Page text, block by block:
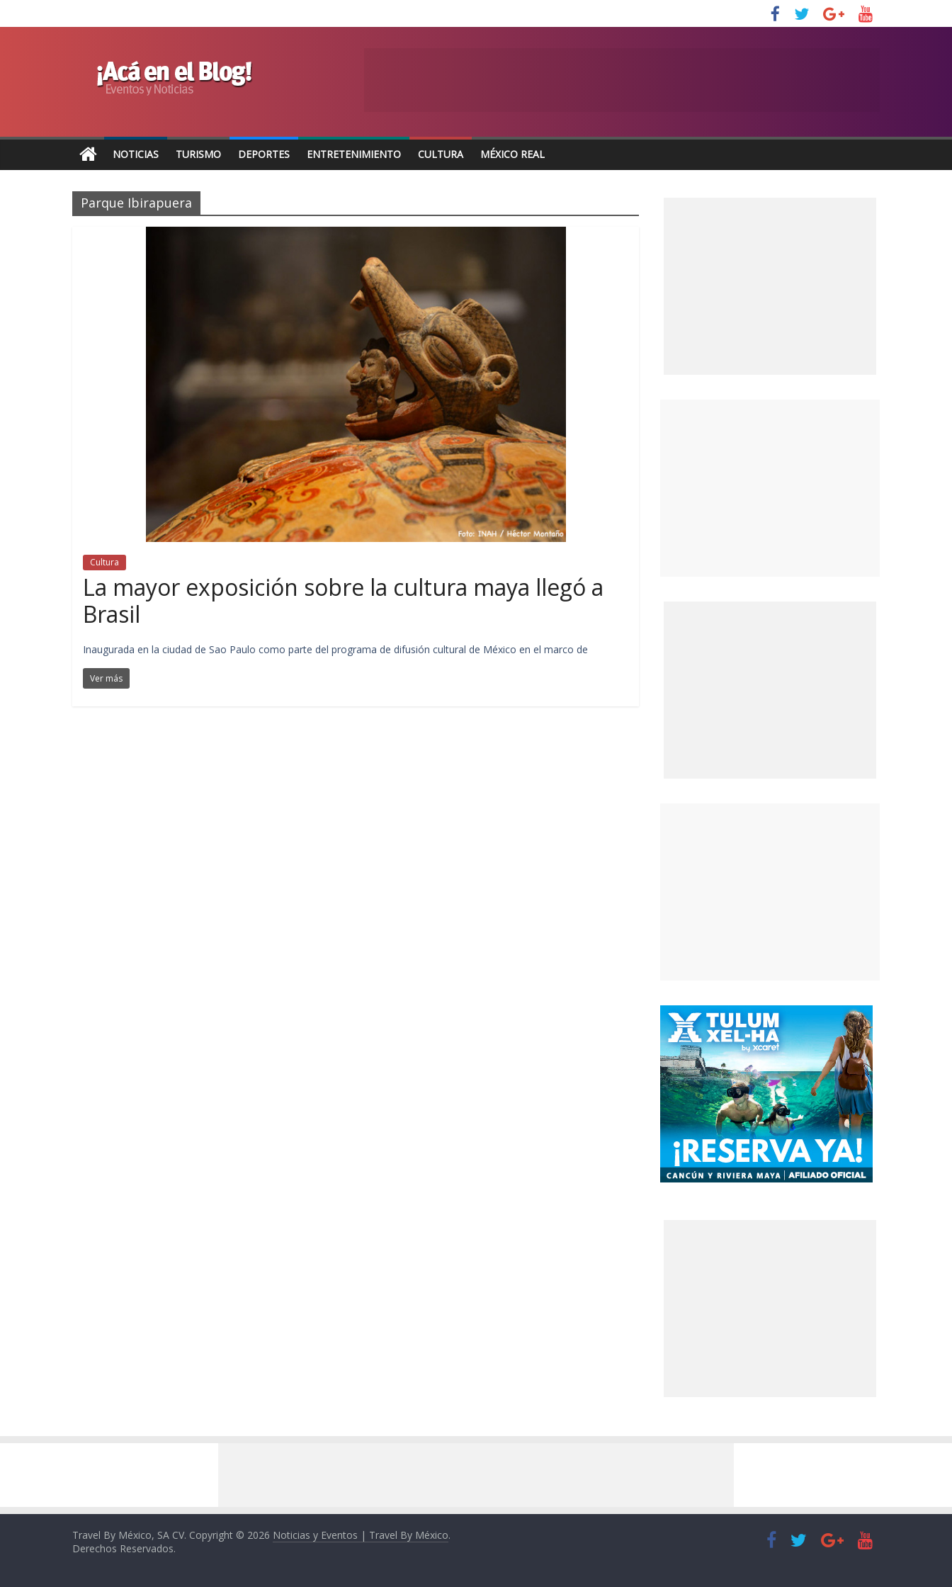
NOTICIAS TURISMO DEPORTES ENTRETENIMIENTO CULTURA MÉXICO REAL
Parque Ibirapuera
Cultura
La mayor exposición sobre la cultura maya llegó a
Brasil
Inaugurada en la ciudad de Sao Paulo como parte del programa de difusión cultural de México en el marco de
Ver más
Travel By México, SA CV. Copyright © 2026 Noticias y Eventos | Travel By México.
Derechos Reservados.